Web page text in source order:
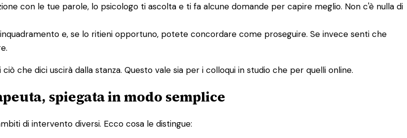
con le tue parole, lo psicologo ti ascolta e ti fa alcune domande per capire meglio. Non c'è nulla di
e, se lo ritieni opportuno, potete concordare come proseguire. Se invece senti che
che dici uscirà dalla stanza. Questo vale sia per i colloqui in studio che per quelli online.
spiegata in modo semplice
di intervento diversi. Ecco cosa le distingue: